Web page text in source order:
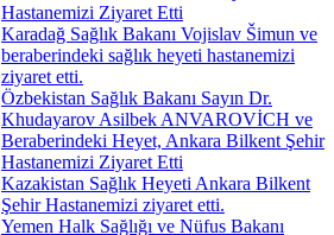
Hastanemizi Ziyaret Etti
Karadağ Sağlık Bakanı Vojislav Šimun ve
beraberindeki sağlık heyeti hastanemizi
ziyaret etti.
Özbekistan Sağlık Bakanı Sayın Dr.
Khudayarov Asilbek ANVAROVİCH ve
Beraberindeki Heyet, Ankara Bilkent Şehir
Hastanemizi Ziyaret Etti
Kazakistan Sağlık Heyeti Ankara Bilkent
Şehir Hastanemizi ziyaret etti.
Yemen Halk Sağlığı ve Nüfus Bakanı